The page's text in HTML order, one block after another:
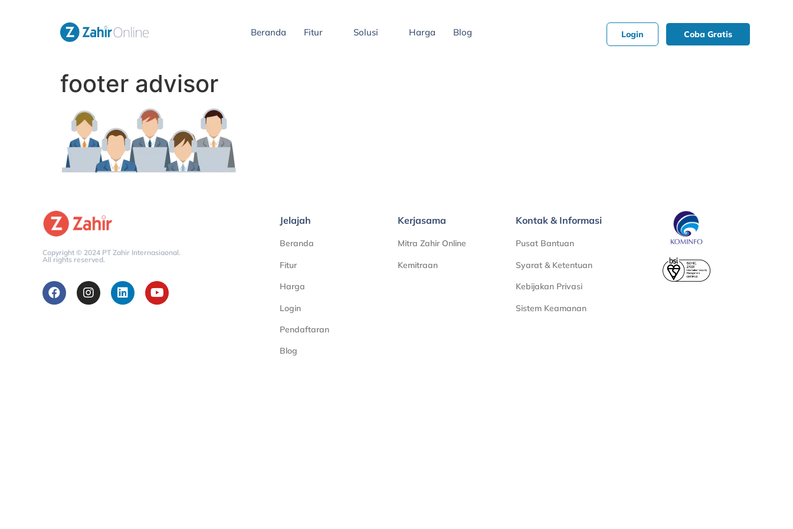
Beranda Fitur Solusi Harga Blog Login Coba Gratis
footer advisor
Copyright © 2024 PT Zahir Internasiaonal.
All rights reserved.
Jelajah
Beranda
Fitur
Harga
Login
Pendaftaran
Blog
Kerjasama
Mitra Zahir Online
Kemitraan
Kontak & Informasi
Pusat Bantuan
Syarat & Ketentuan
Kebijakan Privasi
Sistem Keamanan